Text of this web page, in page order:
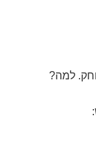
למה?